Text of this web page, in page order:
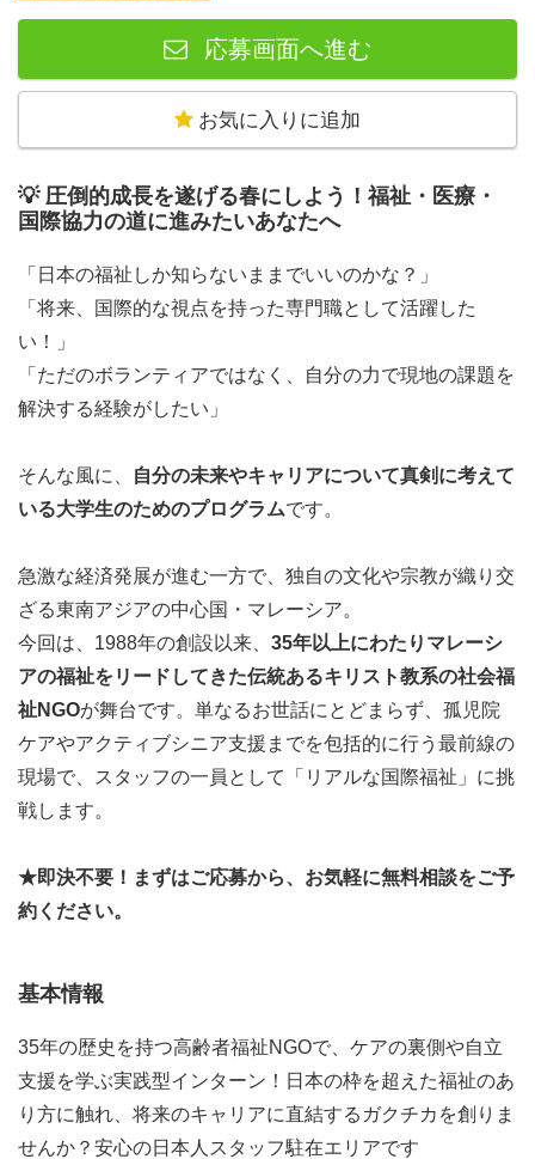
応募画面へ進む
お気に入りに追加
💡 圧倒的成長を遂げる春にしよう！福祉・医療・
国際協力の道に進みたいあなたへ
「日本の福祉しか知らないままでいいのかな？」
「将来、国際的な視点を持った専門職として活躍した
い！」
「ただのボランティアではなく、自分の力で現地の課題を
解決する経験がしたい」
そんな風に、
自分の未来やキャリアについて真剣に考えて
いる大学生のためのプログラムです。
急激な経済発展が進む一方で、独自の文化や宗教が織り交
ざる東南アジアの中心国・マレーシア。
今回は、1988年の創設以来、 35年以上にわたりマレーシ
アの福祉をリードしてきた伝統あるキリスト教系の社会福
祉NGOが舞台です。単なるお世話にとどまらず、孤児院
ケアやアクティブシニア支援までを包括的に行う最前線の
現場で、スタッフの一員として「リアルな国際福祉」に挑
戦します。
★即決不要！まずはご応募から、お気軽に無料相談をご予
約ください。
基本情報
35年の歴史を持つ高齢者福祉NGOで、ケアの裏側や自立
支援を学ぶ実践型インターン！日本の枠を超えた福祉のあ
り方に触れ、将来のキャリアに直結するガクチカを創りま
せんか？安心の日本人スタッフ駐在エリアです